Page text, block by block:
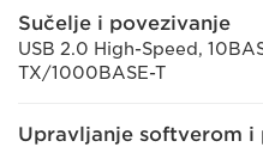
Sučelje i povezivanje
USB 2.0 High-Speed,
TX/1000BASE-T
Upravljanje softverom i